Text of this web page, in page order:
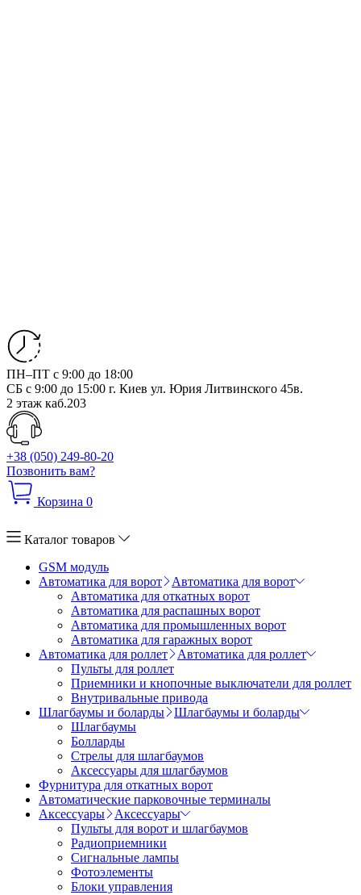
ПН–ПТ с 9:00 до 18:00
СБ с 9:00 до 15:00 г. Киев ул. Юрия Литвинского 45в.
2 этаж каб.203
+38 (050) 249-80-20
Позвонить вам?
Корзина 0
Каталог товаров
GSM модуль
Автоматика для ворот
Автоматика для ворот
Автоматика для откатных ворот
Автоматика для распашных ворот
Автоматика для промышленных ворот
Автоматика для гаражных ворот
Автоматика для роллет
Автоматика для роллет
Пульты для роллет
Приемники и кнопочные выключатели для роллет
Внутривальные привода
Шлагбаумы и боларды
Шлагбаумы и боларды
Шлагбаумы
Болларды
Стрелы для шлагбаумов
Аксессуары для шлагбаумов
Фурнитура для откатных ворот
Автоматические парковочные терминалы
Аксессуары
Аксессуары
Пульты для ворот и шлагбаумов
Радиоприемники
Сигнальные лампы
Фотоэлементы
Блоки управления